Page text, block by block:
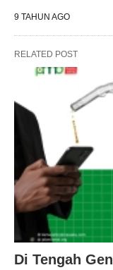
9 TAHUN AGO
RELATED POST
Di Tengah